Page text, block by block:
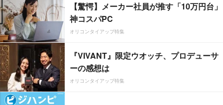
【驚愕】メーカー社員が推す「10万円台」
神コスパPC
オリコンタイアップ特集
『VIVANT』限定ウオッチ、プロデューサ
ーの感想は
オリコンタイアップ特集